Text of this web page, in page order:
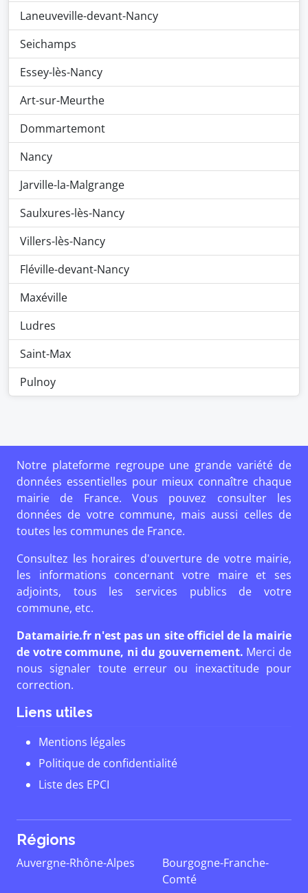
Laneuveville-devant-Nancy
Seichamps
Essey-lès-Nancy
Art-sur-Meurthe
Dommartemont
Nancy
Jarville-la-Malgrange
Saulxures-lès-Nancy
Villers-lès-Nancy
Fléville-devant-Nancy
Maxéville
Ludres
Saint-Max
Pulnoy
Notre plateforme regroupe une grande variété de
données essentielles pour mieux connaître chaque
mairie de France. Vous pouvez consulter les
données de votre commune, mais aussi celles de
toutes les communes de France.
Consultez les horaires d'ouverture de votre mairie,
les informations concernant votre maire et ses
adjoints, tous les services publics de votre
commune, etc.
Datamairie.fr n'est pas un site officiel de la mairie
de votre commune, ni du gouvernement. Merci de
nous signaler toute erreur ou inexactitude pour
correction.
Liens utiles
Mentions légales
Politique de confidentialité
Liste des EPCI
Régions
Auvergne-Rhône-Alpes
Bourgogne-Franche-
Comté